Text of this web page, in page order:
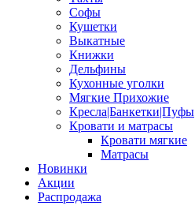
Софы
Кушетки
Выкатные
Книжки
Дельфины
Кухонные уголки
Мягкие Прихожие
Кресла|Банкетки|Пуфы
Кровати и матрасы
Кровати мягкие
Матрасы
Новинки
Акции
Распродажа